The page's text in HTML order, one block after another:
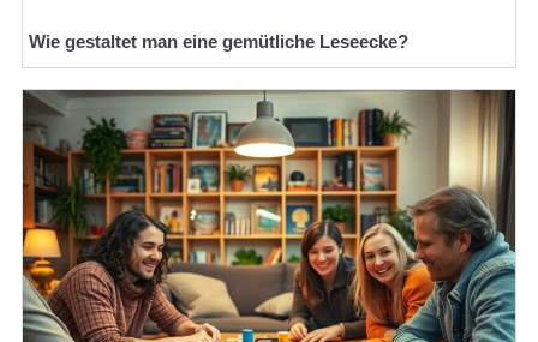
Wie gestaltet man eine gemütliche Leseecke?